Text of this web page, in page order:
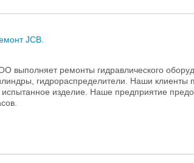
JCB.
выполняет ремонты гидравлического
гидрораспределители. Наши клиенты
изделие. Наше предприятие